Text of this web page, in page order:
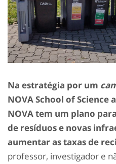
Na estratégia por um
NOVA School of Science
NOVA tem um plano
de resíduos e novas
aumentar as taxas de
professor, investigador e